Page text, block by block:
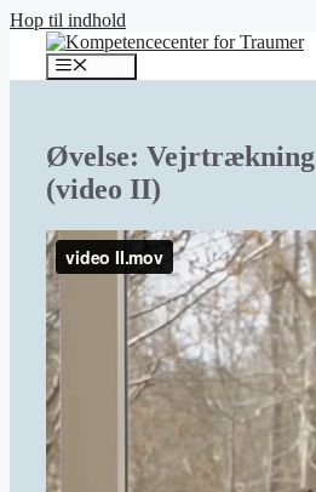
Hop til indhold
Øvelse: Vejrtrækning
(video II)